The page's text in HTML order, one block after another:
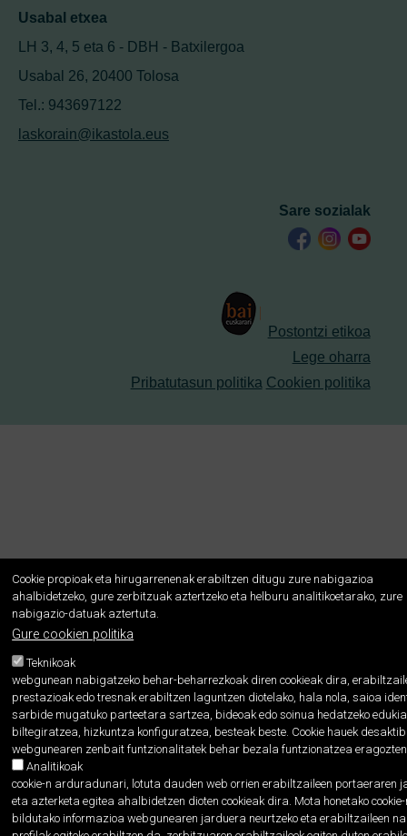
Usabal etxea
LH 3, 4, 5 eta 6 - DBH - Batxilergoa
Usabal 26, 20400 Tolosa
Tel.: 943697122
laskorain@ikastola.eus
Sare sozialak
Postontzi etikoa
Lege oharra
Pribatutasun politika Cookien politika
Cookie propioak eta hirugarrenenak erabiltzen ditugu zure nabigazioa
ahalbidetzeko, gure zerbitzuak aztertzeko eta helburu analitikoetarako, zure
nabigazio-datuak aztertuta.
Gure cookien politika
Teknikoak
webgunean nabigatzeko behar-beharrezkoak diren cookieak dira,
prestazioak edo tresnak erabiltzen laguntzen diotelako, hala nola, saioa
sarbide mugatuko parteetara sartzea, bideoak edo soinua hedatzeko
biltegiratzea, hizkuntza konfiguratzea, besteak beste. Cookie hauek
webgunearen zenbait funtzionalitatek behar bezala funtzionatzea
Analitikoak
cookie-n arduradunari, lotuta dauden web orrien erabiltzaileen portaeraren
eta azterketa egitea ahalbidetzen dioten cookieak dira. Mota honetako
bildutako informazioa webgunearen jarduera neurtzeko eta erabiltzaileen